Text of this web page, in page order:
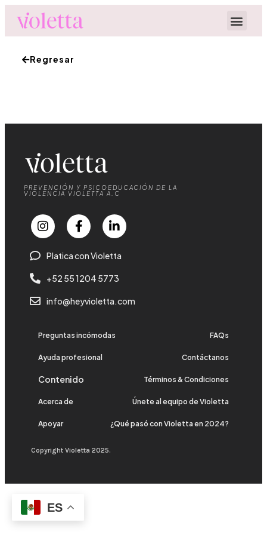
Regresar
PREVENCIÓN Y PSICOEDUCACIÓN DE LA
VIOLENCIA VIOLETTA A.C
Platica con Violetta
+52 55 1204 5773
info@heyvioletta.com
Preguntas incómodas FAQs
Ayuda profesional Contáctanos
Contenido Términos & Condiciones
Acerca de Únete al equipo de Violetta
Apoyar ¿Qué pasó con Violetta en 2024?
Copyright Violetta 2025.
ES